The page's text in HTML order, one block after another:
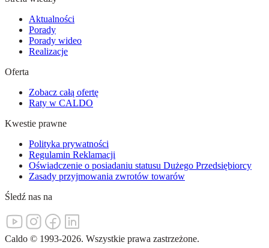
Aktualności
Porady
Porady wideo
Realizacje
Oferta
Zobacz całą ofertę
Raty w CALDO
Kwestie prawne
Polityka prywatności
Regulamin Reklamacji
Oświadczenie o posiadaniu statusu Dużego Przedsiębiorcy
Zasady przyjmowania zwrotów towarów
Śledź nas na
Caldo © 1993-2026. Wszystkie prawa zastrzeżone.